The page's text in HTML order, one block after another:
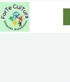
Pular
para
o
conteúdo